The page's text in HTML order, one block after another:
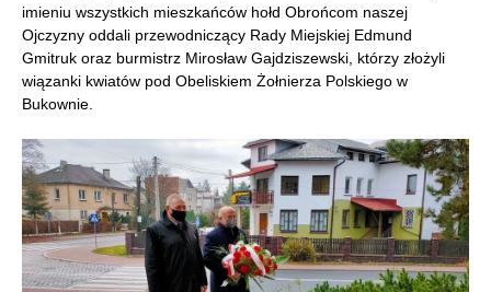
imieniu wszystkich mieszkańców hołd Obrońcom naszej
Ojczyzny oddali przewodniczący Rady Miejskiej Edmund
Gmitruk oraz burmistrz Mirosław Gajdziszewski, którzy złożyli
wiązanki kwiatów pod Obeliskiem Żołnierza Polskiego w
Bukownie.